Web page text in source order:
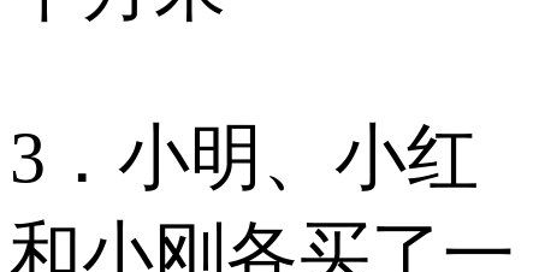
3．小明、小红
和小刚各买了一